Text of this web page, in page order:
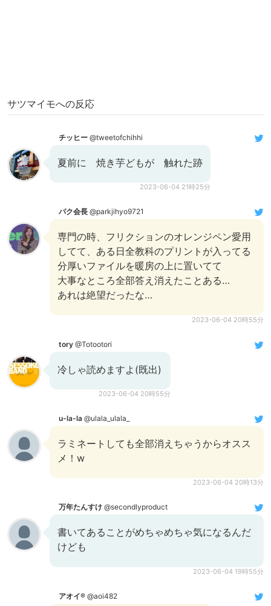
サツマイモへの反応
チッヒー @tweetofchihhi
夏前に 焼き芋どもが 触れた跡
2023-06-04 21時25分
パク会長 @parkjihyo9721
専門の時、フリクションのオレンジペン愛用
してて、ある日全教科のプリントが入ってる
分厚いファイルを暖房の上に置いてて
大事なところ全部答え消えたことある…
あれは絶望だったな…
2023-06-04 20時55分
tory @Totootori
冷しゃ読めますよ(既出)
2023-06-04 20時55分
u-la-la @ulala_ulala_
ラミネートしても全部消えちゃうからオスス
メ！w
2023-06-04 20時13分
万年たんすけ @secondlyproduct
書いてあることがめちゃめちゃ気になるんだ
けども
2023-06-04 19時55分
アオイ®️ @aoi482